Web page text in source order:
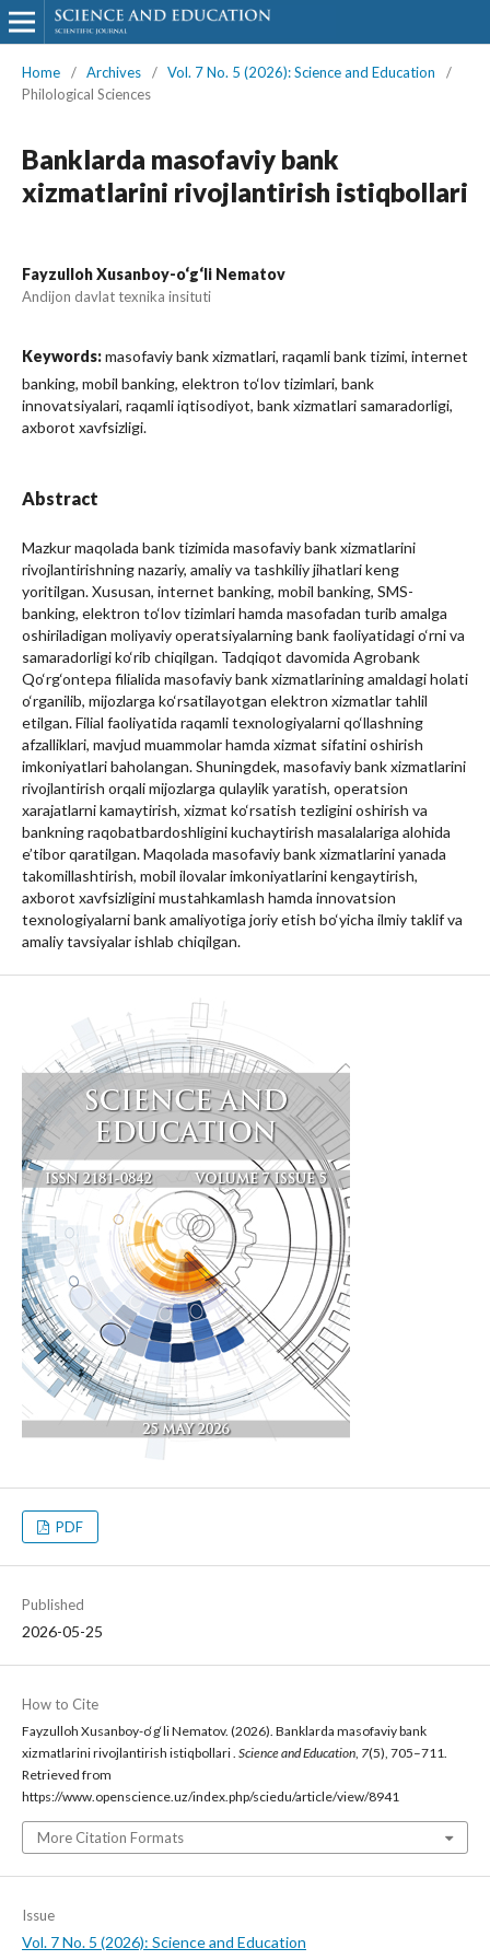
Home / Archives / Vol. 7 No. 5 (2026): Science and Education
/
Philological Sciences
Banklarda masofaviy bank
xizmatlarini rivojlantirish istiqbollari
Fayzulloh Xusanboy-o‘g‘li Nematov
Andijon davlat texnika insituti
Keywords:masofaviy bank xizmatlari, raqamli bank tizimi, internet
banking, mobil banking, elektron to‘lov tizimlari, bank
innovatsiyalari, raqamli iqtisodiyot, bank xizmatlari samaradorligi,
axborot xavfsizligi.
Abstract
Mazkur maqolada bank tizimida masofaviy bank xizmatlarini
rivojlantirishning nazariy, amaliy va tashkiliy jihatlari keng
yoritilgan. Xususan, internet banking, mobil banking, SMS-
banking, elektron to‘lov tizimlari hamda masofadan turib amalga
oshiriladigan moliyaviy operatsiyalarning bank faoliyatidagi o‘rni va
samaradorligi ko‘rib chiqilgan. Tadqiqot davomida Agrobank
Qo‘rg‘ontepa filialida masofaviy bank xizmatlarining amaldagi holati
o‘rganilib, mijozlarga ko‘rsatilayotgan elektron xizmatlar tahlil
etilgan. Filial faoliyatida raqamli texnologiyalarni qo‘llashning
afzalliklari, mavjud muammolar hamda xizmat sifatini oshirish
imkoniyatlari baholangan. Shuningdek, masofaviy bank xizmatlarini
rivojlantirish orqali mijozlarga qulaylik yaratish, operatsion
xarajatlarni kamaytirish, xizmat ko‘rsatish tezligini oshirish va
bankning raqobatbardoshligini kuchaytirish masalalariga alohida
e’tibor qaratilgan. Maqolada masofaviy bank xizmatlarini yanada
takomillashtirish, mobil ilovalar imkoniyatlarini kengaytirish,
axborot xavfsizligini mustahkamlash hamda innovatsion
texnologiyalarni bank amaliyotiga joriy etish bo‘yicha ilmiy taklif va
amaliy tavsiyalar ishlab chiqilgan.
PDF
Published
2026-05-25
How to Cite
Fayzulloh Xusanboy-o‘g‘li Nematov. (2026). Banklarda masofaviy bank
xizmatlarini rivojlantirish istiqbollari . Science and Education, 7(5), 705–711.
Retrieved from
https://www.openscience.uz/index.php/sciedu/article/view/8941
More Citation Formats
Issue
Vol. 7 No. 5 (2026): Science and Education